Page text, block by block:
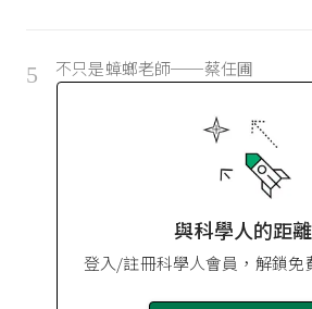
5 不只是蟑螂老師──蔡任圃
與科學人的距離
登入/註冊科學人會員，解鎖免